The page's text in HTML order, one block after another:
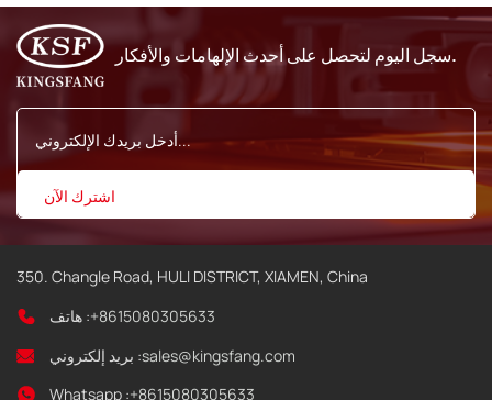
سجل اليوم لتحصل على أحدث الإلهامات والأفكار.
350. Changle Road, HULI DISTRICT, XIAMEN, China
هاتف :+8615080305633
بريد إلكتروني :sales@kingsfang.com
Whatsapp :+8615080305633